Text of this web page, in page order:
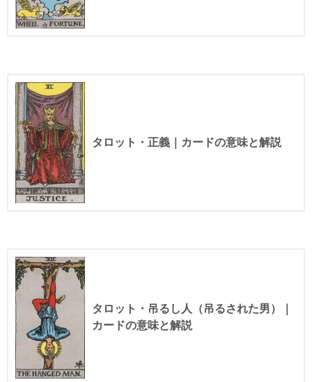
タロット・正義｜カードの意味と解説
タロット・吊るし人（吊るされた男）｜
カードの意味と解説